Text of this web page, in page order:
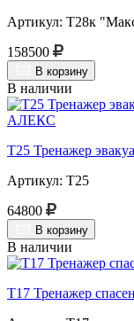
Артикул: Т28к
158500
В корзину
В наличии
Т25 Тренажер
Артикул: Т25
64800
В корзину
В наличии
Т17 Тренажер